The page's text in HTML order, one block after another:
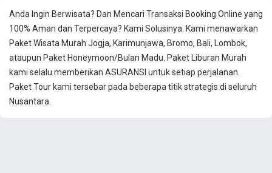
Anda Ingin Berwisata? Dan Mencari Transaksi Booking Online yang
100% Aman dan Terpercaya? Kami Solusinya. Kami menawarkan
Paket Wisata Murah Jogja, Karimunjawa, Bromo, Bali, Lombok,
ataupun Paket Honeymoon/Bulan Madu. Paket Liburan Murah
kami selalu memberikan ASURANSI untuk setiap perjalanan.
Paket Tour kami tersebar pada beberapa titik strategis di seluruh
Nusantara.